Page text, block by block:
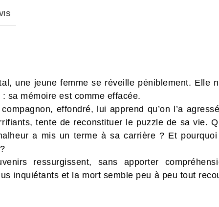
une jeune femme se réveille péniblement.
sa mémoire est comme effacée.
effondré, lui apprend qu’on l’a
tente de reconstituer le puzzle de sa vie.
a mis un terme à sa carrière ? Et
ressurgissent, sans apporter
inquiétants et la mort semble peu à peu tout